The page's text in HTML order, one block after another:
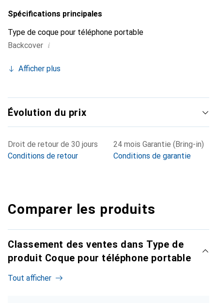
Spécifications principales
Type de coque pour téléphone portable
Backcover i
Afficher plus
Évolution du prix
Droit de retour de 30 jours
Conditions de retour
24 mois Garantie (Bring-in)
Conditions de garantie
Comparer les produits
Classement des ventes dans Type de
produit Coque pour téléphone portable
Tout afficher